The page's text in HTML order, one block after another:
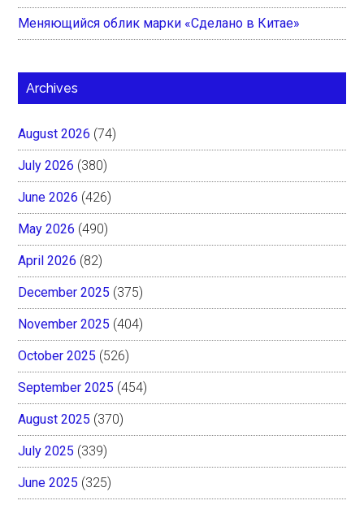
Меняющийся облик марки «Сделано в Китае»
Archives
August 2026 (74)
July 2026 (380)
June 2026 (426)
May 2026 (490)
April 2026 (82)
December 2025 (375)
November 2025 (404)
October 2025 (526)
September 2025 (454)
August 2025 (370)
July 2025 (339)
June 2025 (325)